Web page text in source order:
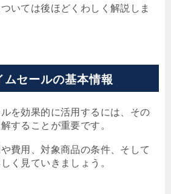
いては後ほどくわしく解説しま
セールの基本情報
を効果的に活用するには、その
することが重要です。
費用、対象商品の条件、そして
く見ていきましょう。